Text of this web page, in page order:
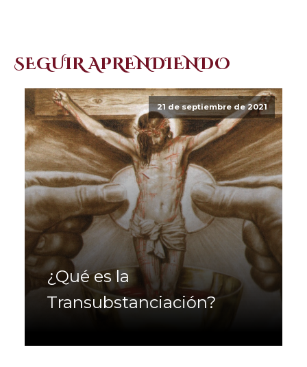
SEGUIR APRENDIENDO
21 de septiembre de 2021
¿Qué es la
Transubstanciación?